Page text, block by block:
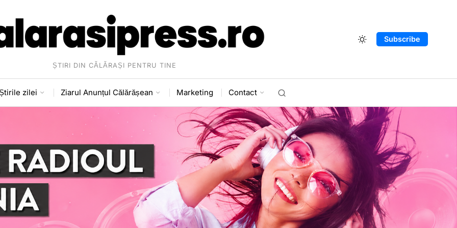
ȘTIRI DIN CĂLĂRAȘI PENTRU TINE
Subscribe
zilei Ziarul Anunțul Călărășean Marketing Contact